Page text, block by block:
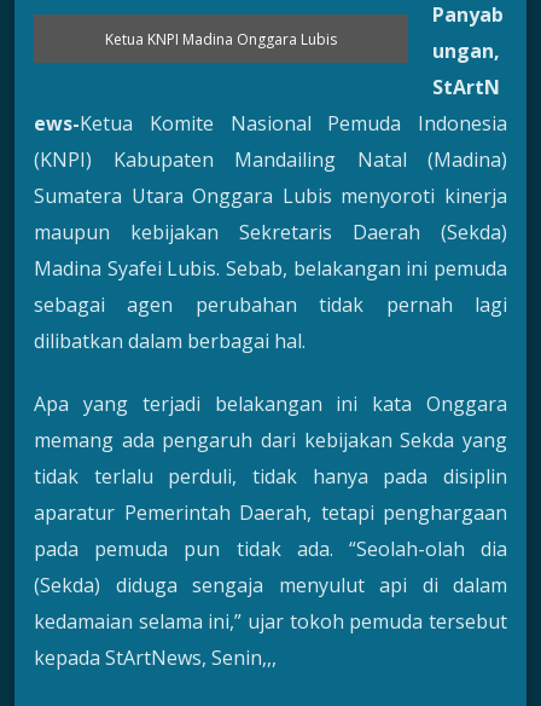
Ketua KNPI Madina Onggara Lubis
Panyab
ungan,
StArtN
ews-Ketua Komite Nasional Pemuda Indonesia
(KNPI) Kabupaten Mandailing Natal (Madina)
Sumatera Utara Onggara Lubis menyoroti kinerja
maupun kebijakan Sekretaris Daerah (Sekda)
Madina Syafei Lubis. Sebab, belakangan ini pemuda
sebagai agen perubahan tidak pernah lagi
dilibatkan dalam berbagai hal.
Apa yang terjadi belakangan ini kata Onggara
memang ada pengaruh dari kebijakan Sekda yang
tidak terlalu perduli, tidak hanya pada disiplin
aparatur Pemerintah Daerah, tetapi penghargaan
pada pemuda pun tidak ada. “Seolah-olah dia
(Sekda) diduga sengaja menyulut api di dalam
kedamaian selama ini,” ujar tokoh pemuda tersebut
kepada StArtNews, Senin,,,